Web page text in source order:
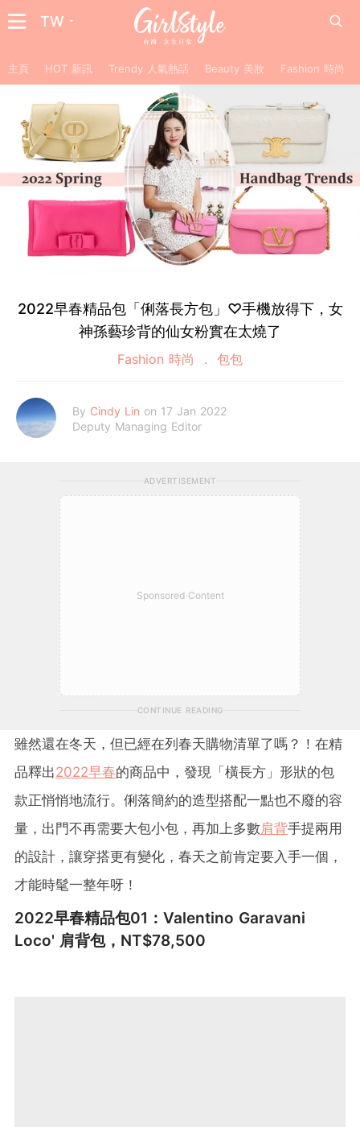
TW
主頁 HOT 新訊 Trendy 人氣熱話 Beauty 美妝 Fashion 時尚
2022早春精品包「俐落長方包」♡手機放得下，女
神孫藝珍背的仙女粉實在太燒了
Fashion 時尚 包包
By Cindy Lin on 17 Jan 2022
Deputy Managing Editor
ADVERTISEMENT
Sponsored Content
CONTINUE READING
雖然還在冬天，但已經在列春天購物清單了嗎？！在精
品釋出2022早春的商品中，發現「橫長方」形狀的包
款正悄悄地流行。俐落簡約的造型搭配一點也不廢的容
量，出門不再需要大包小包，再加上多數肩背手提兩用
的設計，讓穿搭更有變化，春天之前肯定要入手一個，
才能時髦一整年呀！
2022早春精品包01：Valentino Garavani
Loco' 肩背包，NT$78,500